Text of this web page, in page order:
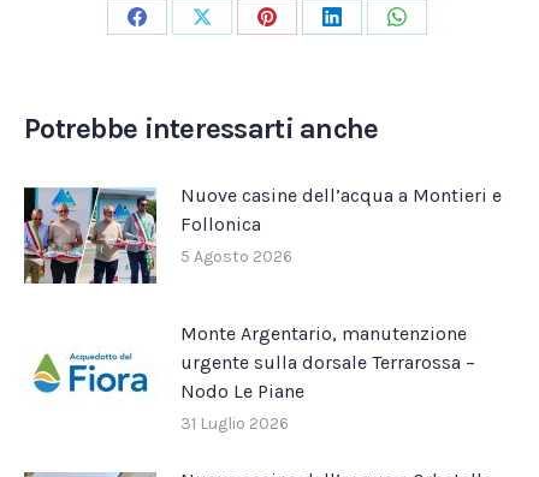
CondividiCondividiCondividiCondividiCondividi
Potrebbe interessarti anche
Nuove casine dell’acqua a Montieri e
Follonica
5 Agosto 2026
Monte Argentario, manutenzione
urgente sulla dorsale Terrarossa –
Nodo Le Piane
31 Luglio 2026